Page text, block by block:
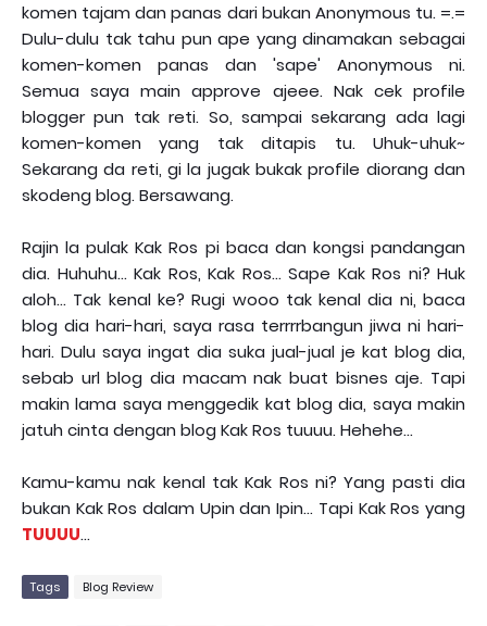
komen tajam dan panas dari bukan Anonymous tu. =.=
Dulu-dulu tak tahu pun ape yang dinamakan sebagai
komen-komen panas dan 'sape' Anonymous ni.
Semua saya main approve ajeee. Nak cek profile
blogger pun tak reti. So, sampai sekarang ada lagi
komen-komen yang tak ditapis tu. Uhuk-uhuk~
Sekarang da reti, gi la jugak bukak profile diorang dan
skodeng blog. Bersawang.
Rajin la pulak Kak Ros pi baca dan kongsi pandangan
dia. Huhuhu... Kak Ros, Kak Ros... Sape Kak Ros ni? Huk
aloh... Tak kenal ke? Rugi wooo tak kenal dia ni, baca
blog dia hari-hari, saya rasa terrrrbangun jiwa ni hari-
hari. Dulu saya ingat dia suka jual-jual je kat blog dia,
sebab url blog dia macam nak buat bisnes aje. Tapi
makin lama saya menggedik kat blog dia, saya makin
jatuh cinta dengan blog Kak Ros tuuuu. Hehehe...
Kamu-kamu nak kenal tak Kak Ros ni? Yang pasti dia
bukan Kak Ros dalam Upin dan Ipin... Tapi Kak Ros yang
TUUUU...
Tags Blog Review